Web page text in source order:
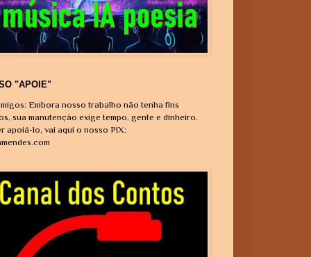
"APOIE"
Embora nosso trabalho não tenha fins
sua manutenção exige tempo, gente e dinheiro.
apoiá-lo, vai aqui o nosso PIX: